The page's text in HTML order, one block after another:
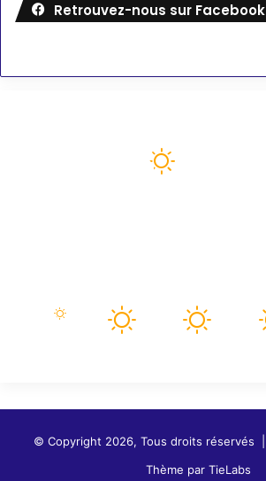
Retrouvez-nous sur Facebook
© Copyright 2026, Tous droits réservés |
Thème par TieLabs